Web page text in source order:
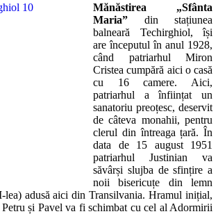
Mănăstirea „Sfânta
Maria” din stațiunea
balneară Techirghiol, își
are începutul în anul 1928,
când patriarhul Miron
Cristea cumpără aici o casă
cu 16 camere. Aici,
patriarhul a înființat un
sanatoriu preoțesc, deservit
de câteva monahii, pentru
clerul din întreaga țară. În
data de 15 august 1951
patriarhul Justinian va
săvârși slujba de sfințire a
noii bisericuțe din lemn
adusă aici din Transilvania. Hramul inițial,
și Pavel va fi schimbat cu cel al Adormirii